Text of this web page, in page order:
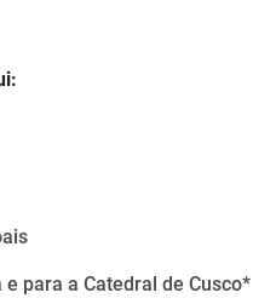
e para a Catedral de Cusco*